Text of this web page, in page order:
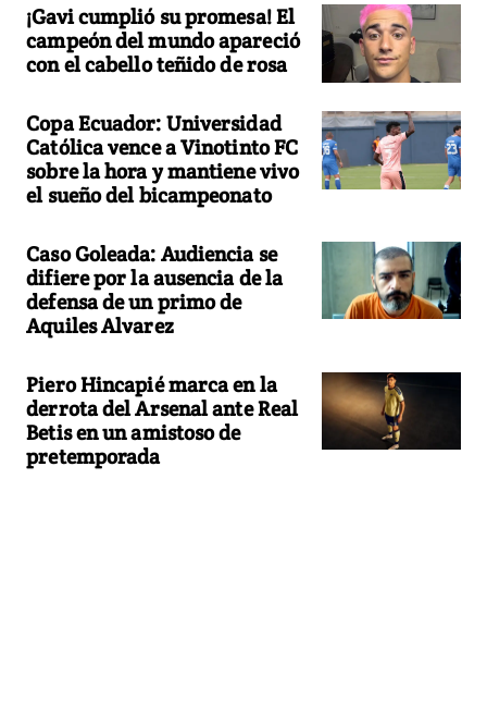
¡Gavi cumplió su promesa! El
campeón del mundo apareció
con el cabello teñido de rosa
Copa Ecuador: Universidad
Católica vence a Vinotinto FC
sobre la hora y mantiene vivo
el sueño del bicampeonato
Caso Goleada: Audiencia se
difiere por la ausencia de la
defensa de un primo de
Aquiles Alvarez
Piero Hincapié marca en la
derrota del Arsenal ante Real
Betis en un amistoso de
pretemporada